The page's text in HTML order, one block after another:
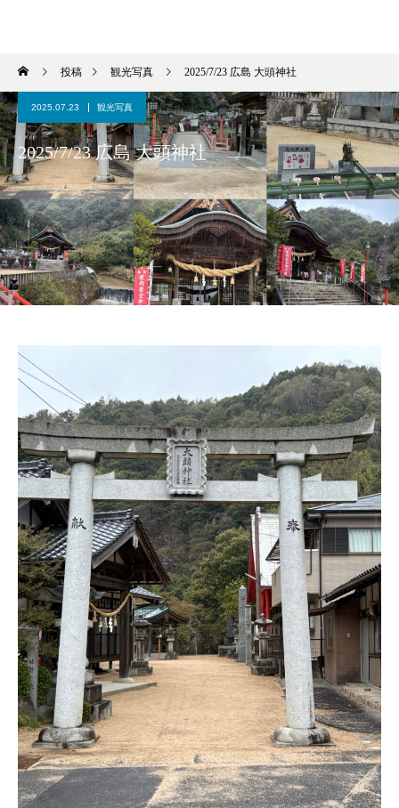
投稿 観光写真 2025/7/23 広島 大頭神社
2025.07.23 観光写真
2025/7/23 広島 大頭神社